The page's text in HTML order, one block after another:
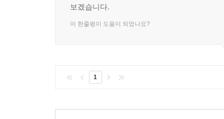
보겠습니다.
이 한줄평이 도움이 되었나요?
1